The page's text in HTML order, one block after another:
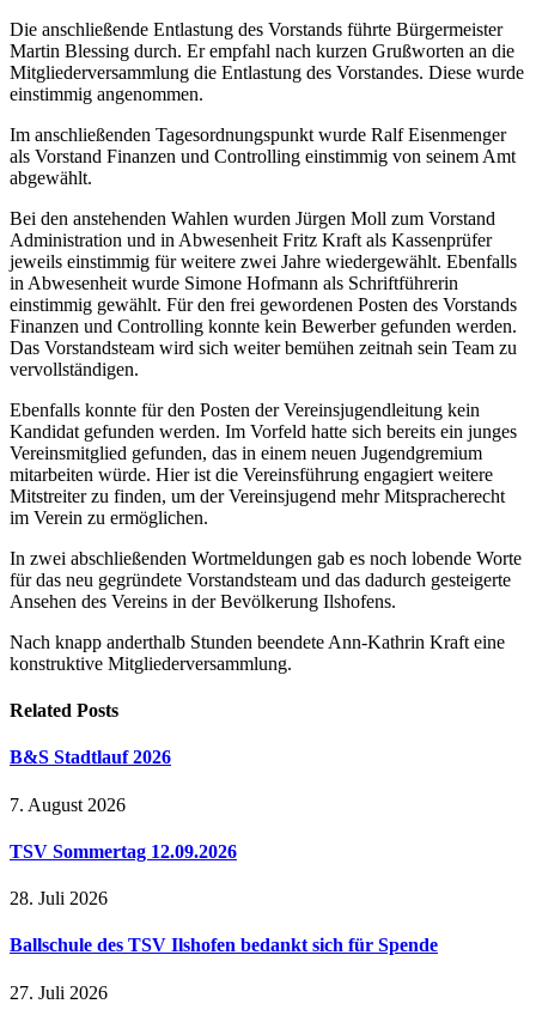
Die anschließende Entlastung des Vorstands führte Bürgermeister
Martin Blessing durch. Er empfahl nach kurzen Grußworten an die
Mitgliederversammlung die Entlastung des Vorstandes. Diese wurde
einstimmig angenommen.
Im anschließenden Tagesordnungspunkt wurde Ralf Eisenmenger
als Vorstand Finanzen und Controlling einstimmig von seinem Amt
abgewählt.
Bei den anstehenden Wahlen wurden Jürgen Moll zum Vorstand
Administration und in Abwesenheit Fritz Kraft als Kassenprüfer
jeweils einstimmig für weitere zwei Jahre wiedergewählt. Ebenfalls
in Abwesenheit wurde Simone Hofmann als Schriftführerin
einstimmig gewählt. Für den frei gewordenen Posten des Vorstands
Finanzen und Controlling konnte kein Bewerber gefunden werden.
Das Vorstandsteam wird sich weiter bemühen zeitnah sein Team zu
vervollständigen.
Ebenfalls konnte für den Posten der Vereinsjugendleitung kein
Kandidat gefunden werden. Im Vorfeld hatte sich bereits ein junges
Vereinsmitglied gefunden, das in einem neuen Jugendgremium
mitarbeiten würde. Hier ist die Vereinsführung engagiert weitere
Mitstreiter zu finden, um der Vereinsjugend mehr Mitspracherecht
im Verein zu ermöglichen.
In zwei abschließenden Wortmeldungen gab es noch lobende Worte
für das neu gegründete Vorstandsteam und das dadurch gesteigerte
Ansehen des Vereins in der Bevölkerung Ilshofens.
Nach knapp anderthalb Stunden beendete Ann-Kathrin Kraft eine
konstruktive Mitgliederversammlung.
Related Posts
B&S Stadtlauf 2026
7. August 2026
TSV Sommertag 12.09.2026
28. Juli 2026
Ballschule des TSV Ilshofen bedankt sich für Spende
27. Juli 2026